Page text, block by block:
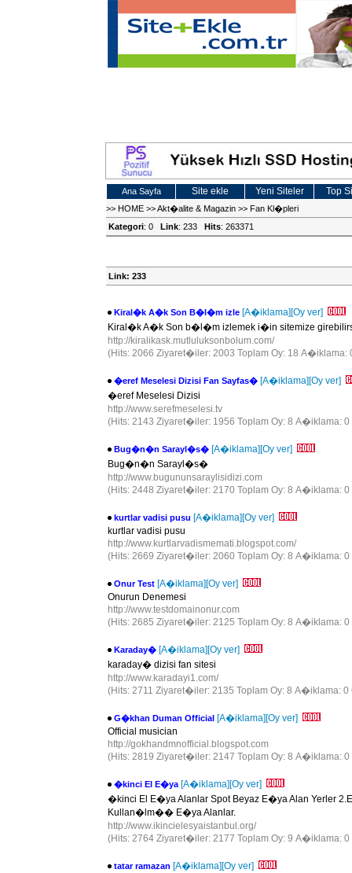
Ana Sayfa Site ekle Yeni Siteler Top
>> HOME >>Akt�alite & Magazin >> Fan Kl�pleri
Kategori: 0 Link: 233 Hits: 263371
Link: 233
Kiral�k A�k Son B�l�m izle [A�iklama][Oy ver]
Kiral�k A�k Son b�l�m izlemek i�in sitemize
http://kiralikask.mutluluksonbolum.com/
(Hits: 2066 Ziyaret�iler: 2003 Toplam Oy: 18 A�iklama:
�eref Meselesi Dizisi Fan Sayfas� [A�iklama][Oy ver]
�eref Meselesi Dizisi
http://www.serefmeselesi.tv
(Hits: 2143 Ziyaret�iler: 1956 Toplam Oy: 8 A�iklama:
Bug�n�n Sarayl�s� [A�iklama][Oy ver]
Bug�n�n Sarayl�s�
http://www.bugununsaraylisidizi.com
(Hits: 2448 Ziyaret�iler: 2170 Toplam Oy: 8 A�iklama:
kurtlar vadisi pusu [A�iklama][Oy ver]
kurtlar vadisi pusu
http://www.kurtlarvadismemati.blogspot.com/
(Hits: 2669 Ziyaret�iler: 2060 Toplam Oy: 8 A�iklama:
Onur Test [A�iklama][Oy ver]
Onurun Denemesi
http://www.testdomainonur.com
(Hits: 2685 Ziyaret�iler: 2125 Toplam Oy: 8 A�iklama:
Karaday� [A�iklama][Oy ver]
karaday� dizisi fan sitesi
http://www.karadayi1.com/
(Hits: 2711 Ziyaret�iler: 2135 Toplam Oy: 8 A�iklama:
G�khan Duman Official [A�iklama][Oy ver]
Official musician
http://gokhandmnofficial.blogspot.com
(Hits: 2819 Ziyaret�iler: 2147 Toplam Oy: 8 A�iklama:
�kinci El E�ya [A�iklama][Oy ver]
�kinci El E�ya Alanlar Spot Beyaz E�ya Alan Yerler
Kullan�lm�� E�ya Alanlar.
http://www.ikincielesyaistanbul.org/
(Hits: 2764 Ziyaret�iler: 2177 Toplam Oy: 9 A�iklama:
tatar ramazan [A�iklama][Oy ver]